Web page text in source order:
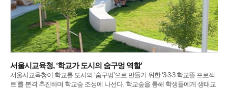
서울시교육청, ‘학교가 도시의 숨구멍 역할’
서울시교육청이 학교를 도시의 ‘숨구멍’으로 만들기 위한 ‘3·3·3 학교뜰 프로젝
트’를 본격 추진하며 학교숲 조성에 나선다. 학교숲을 통해 학생들에게 생태교